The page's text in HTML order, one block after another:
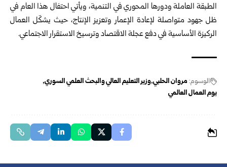
الطبقة العاملة ودورها المحوري في التنمية، ويأتي احتفال هذا العام في
ظل جهود متواصلة لإعادة الإعمار وتعزيز الإنتاج، حيث يشكّل العمال
الركيزة الأساسية في دفع عجلة الاقتصاد وترسيخ الاستقرار الاجتماعي.
الوسوم: مروان الحلبي وزير التعليم العالي والبحث العلمي السوري
يوم العمال العالمي